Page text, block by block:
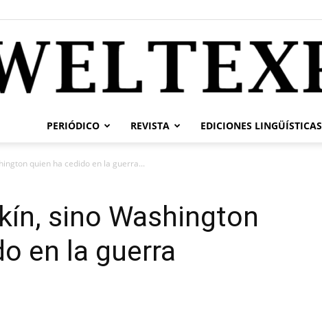
PERIÓDICO REVISTA EDICIONES LINGÜÍSTICAS
quien ha cedido en la guerra...
sino Washington
en la guerra